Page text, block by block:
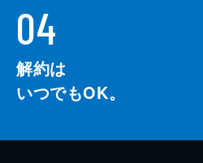
04
解約は
いつでもOK。